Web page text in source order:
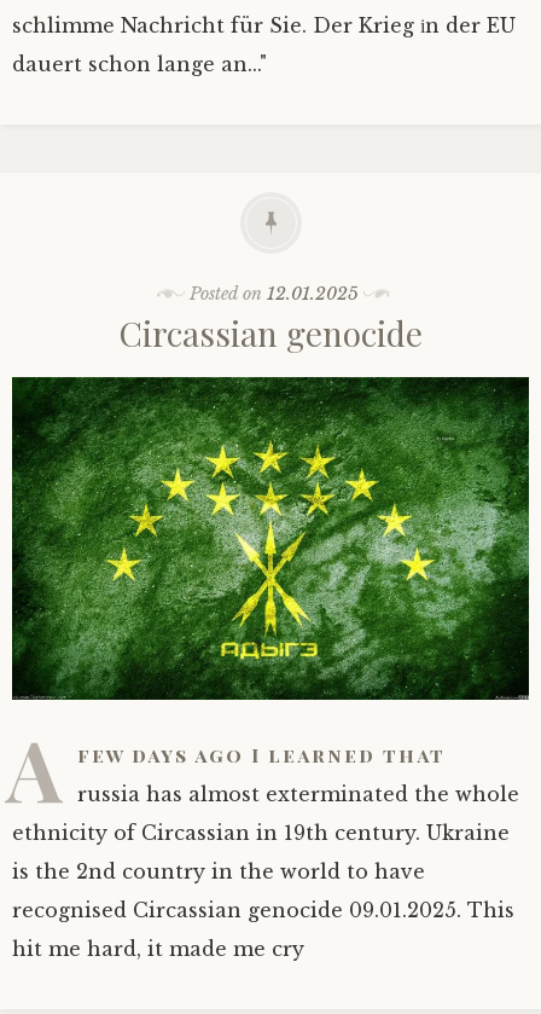
schlimme Nachricht für Sie. Der Krieg іn der EU
dauert schon lange an..."
Posted on 12.01.2025
Circassian genocide
A few days ago I learned that
russia has almost exterminated the whole
ethnicity of Circassian in 19th century. Ukraine
is the 2nd country in the world to have
recognised Circassian genocide 09.01.2025. This
hit me hard, it made me cry